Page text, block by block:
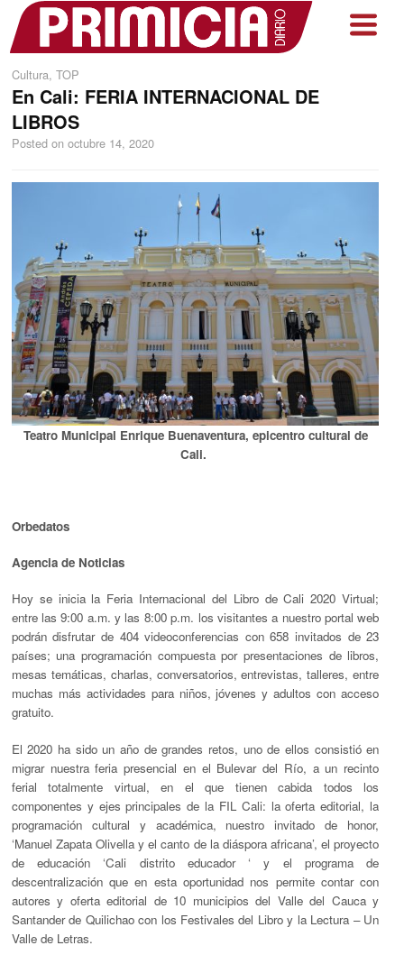
Cultura, TOP
En Cali: FERIA INTERNACIONAL DE
LIBROS
Posted on octubre 14, 2020
Teatro Municipal Enrique Buenaventura, epicentro cultural de
Cali.
Orbedatos
Agencia de Noticias
Hoy se inicia la Feria Internacional del Libro de Cali 2020 Virtual;
entre las 9:00 a.m. y las 8:00 p.m. los visitantes a nuestro portal web
podrán disfrutar de 404 videoconferencias con 658 invitados de 23
países; una programación compuesta por presentaciones de libros,
mesas temáticas, charlas, conversatorios, entrevistas, talleres, entre
muchas más actividades para niños, jóvenes y adultos con acceso
gratuito.
El 2020 ha sido un año de grandes retos, uno de ellos consistió en
migrar nuestra feria presencial en el Bulevar del Río, a un recinto
ferial totalmente virtual, en el que tienen cabida todos los
componentes y ejes principales de la FIL Cali: la oferta editorial, la
programación cultural y académica, nuestro invitado de honor,
‘Manuel Zapata Olivella y el canto de la diáspora africana’, el proyecto
de educación ‘Cali distrito educador ‘ y el programa de
descentralización que en esta oportunidad nos permite contar con
autores y oferta editorial de 10 municipios del Valle del Cauca y
Santander de Quilichao con los Festivales del Libro y la Lectura – Un
Valle de Letras.